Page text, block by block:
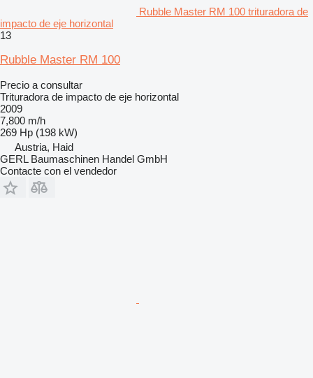
Rubble Master RM 100 trituradora de
impacto de eje horizontal
13
Rubble Master RM 100
Precio a consultar
Trituradora de impacto de eje horizontal
2009
7,800 m/h
269 Hp (198 kW)
Austria, Haid
GERL Baumaschinen Handel GmbH
Contacte con el vendedor